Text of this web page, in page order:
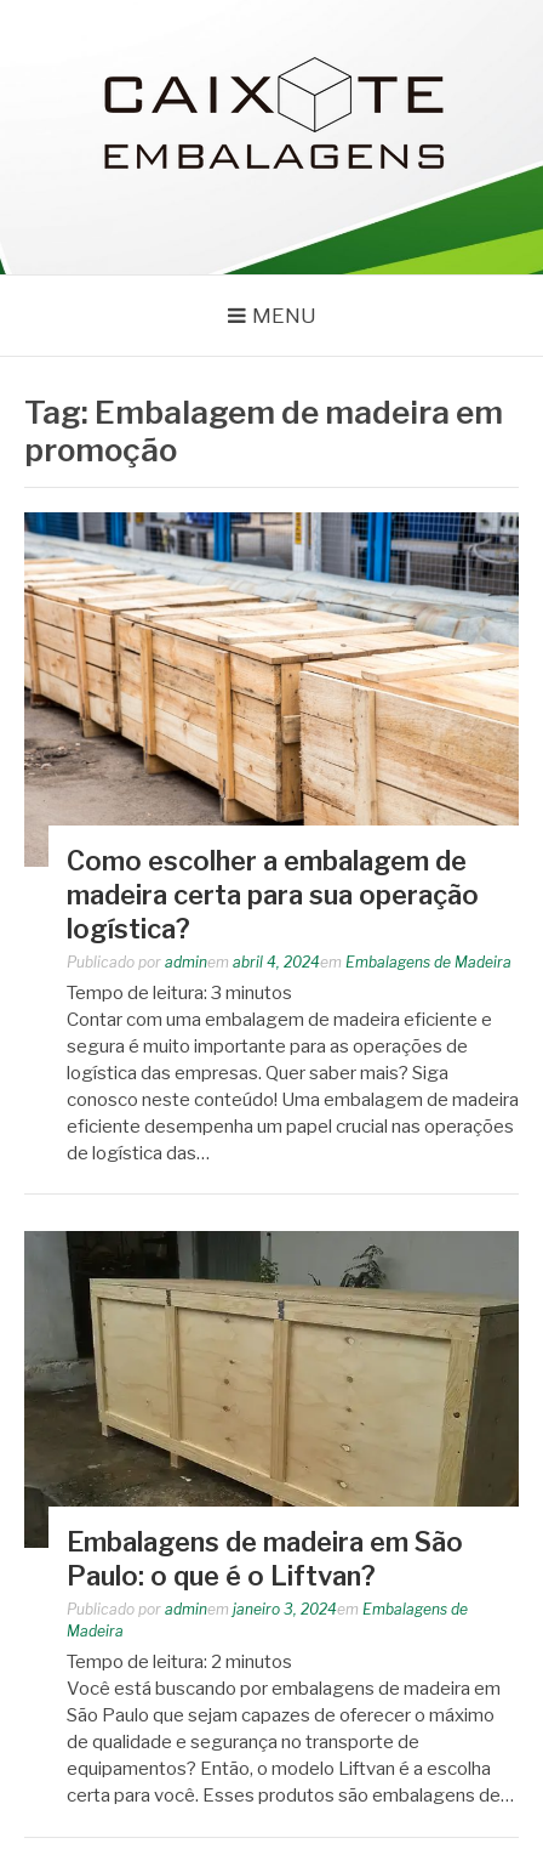
MENU
Tag: Embalagem de madeira em
promoção
Como escolher a embalagem de
madeira certa para sua operação
logística?
Publicado por adminem abril 4, 2024em Embalagens de Madeira
Tempo de leitura: 3 minutos
Contar com uma embalagem de madeira eficiente e
segura é muito importante para as operações de
logística das empresas. Quer saber mais? Siga
conosco neste conteúdo! Uma embalagem de madeira
eficiente desempenha um papel crucial nas operações
de logística das…
Embalagens de madeira em São
Paulo: o que é o Liftvan?
Publicado por adminem janeiro 3, 2024em Embalagens de
Madeira
Tempo de leitura: 2 minutos
Você está buscando por embalagens de madeira em
São Paulo que sejam capazes de oferecer o máximo
de qualidade e segurança no transporte de
equipamentos? Então, o modelo Liftvan é a escolha
certa para você. Esses produtos são embalagens de…